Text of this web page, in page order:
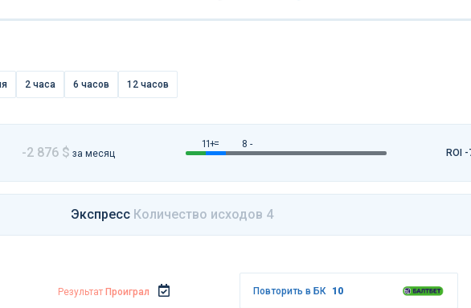
2 часа 6 часов 12 часов
-2 876 $ за месяц
1 +
1 =
8 -
ROI
Экспресс Количество исходов 4
Результат Проиграл Повторить в БК 10